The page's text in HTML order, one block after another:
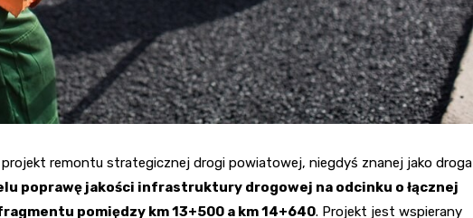
remontu strategicznej drogi powiatowej, niegdyś znanej jako droga
poprawę jakości infrastruktury drogowej na odcinku o łącznej
pomiędzy km 13+500 a km 14+640. Projekt jest wspierany